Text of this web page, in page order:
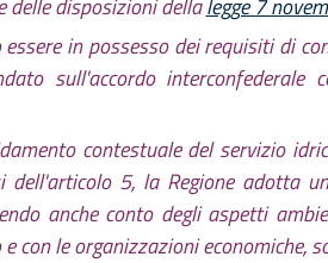
delle disposizioni dellalegge 7
in possesso dei requisiti di
sull'accordo
contestuale del servizio
dell'articolo 5, la Regione adotta
anche conto degli aspetti
con le organizzazioni